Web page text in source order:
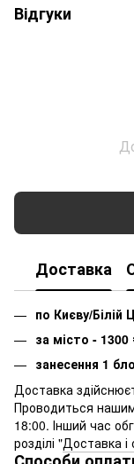
Відгуки
Доставка
по Києву/Білій
за місто - 1300
занесення 1
Доставка
Проводиться
18:00. Інший час
розділі "Доставка і